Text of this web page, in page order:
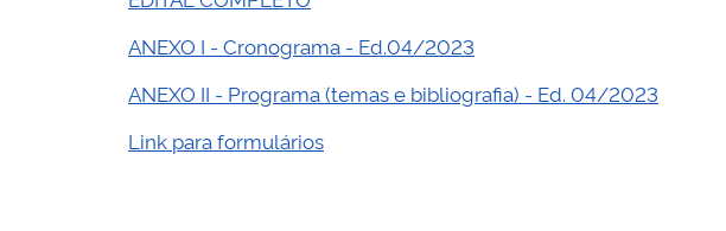
ANEXO I - Cronograma - Ed.04/2023
ANEXO II - Programa (temas e bibliografia) - Ed. 04/2023
Link para formulários